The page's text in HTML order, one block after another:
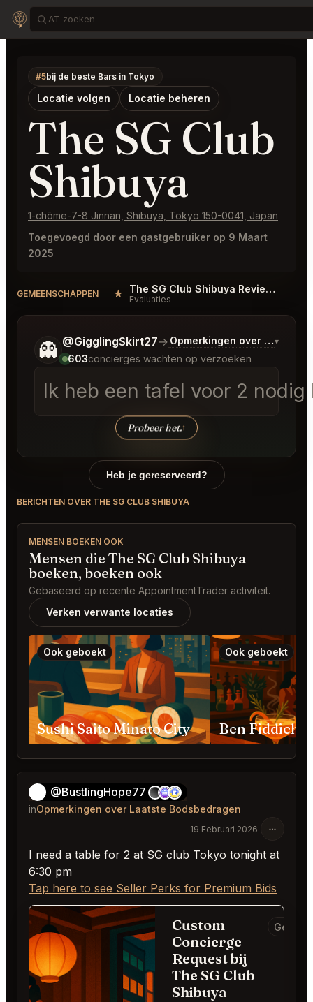
#5bij de beste Bars in Tokyo
Locatie volgen Locatie beheren
The SG Club
Shibuya
1-chōme-7-8 Jinnan, Shibuya, Tokyo 150-0041, Japan
Toegevoegd door een gastgebruiker op 9 Maart
2025
GEMEENSCHAPPEN ★ The SG Club Shibuya Reviews
Evaluaties
👻 @GigglingSkirt27→ Opmerkingen over Laatste
▾
603conciërges wachten op verzoeken
Ik heb een tafel voor 2
Probeer het.↑
Vertel me wat je wilt.
Heb je gereserveerd?
BERICHTEN OVER THE SG CLUB SHIBUYA
MENSEN BOEKEN OOK
Mensen die The SG Club Shibuya
boeken, boeken ook
Gebaseerd op recente AppointmentTrader activiteit.
Verken verwante locaties
Ook geboekt
Sushi Saito Minato City
Ook geboekt
@BustlingHope77
inOpmerkingen over Laatste Bodsbedragen
19 Februari 2026
I need a table for 2 at SG club Tokyo tonight at
6:30 pm
Tap here to see Seller Perks for Premium Bids
Custom
Concierge
Request bij
The SG Club
Shibuya